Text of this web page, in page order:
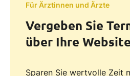
Für Ärztinnen und Ärzte
Vergeben Sie
über Ihre Website
Sparen Sie wertvolle Zeit